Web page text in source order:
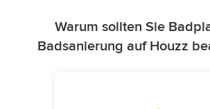
Warum sollten Sie
Badsanierung auf Houzz